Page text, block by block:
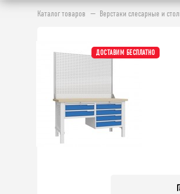
Каталог товаров Верстаки слесарные и
ДОСТАВИМ БЕСПЛАТНО